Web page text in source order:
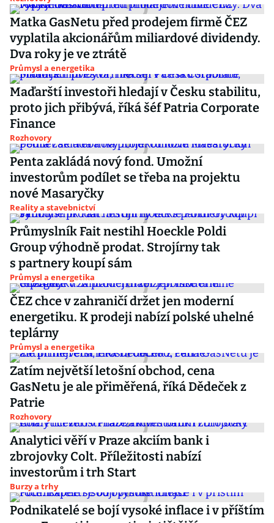
Matka GasNetu před prodejem firmě ČEZ
vyplatila akcionářům miliardové dividendy.
Dva roky je ve ztrátě
Průmysl a energetika
Maďarští investoři hledají v Česku stabilitu,
proto jich přibývá, říká šéf Patria Corporate
Finance
Rozhovory
Penta zakládá nový fond. Umožní
investorům podílet se třeba na projektu
nové Masaryčky
Reality a stavebnictví
Průmyslník Fait nestihl Hoeckle Poldi
Group výhodně prodat. Strojírny tak
s partnery koupí sám
Průmysl a energetika
ČEZ chce v zahraničí držet jen moderní
energetiku. K prodeji nabízí polské uhelné
teplárny
Průmysl a energetika
Zatím největší letošní obchod, cena
GasNetu je ale přiměřená, říká Dědeček z
Patrie
Rozhovory
Analytici věří v Praze akciím bank i
zbrojovky Colt. Příležitosti nabízí
investorům i trh Start
Burzy a trhy
Podnikatelé se bojí vysoké inflace i v příštím